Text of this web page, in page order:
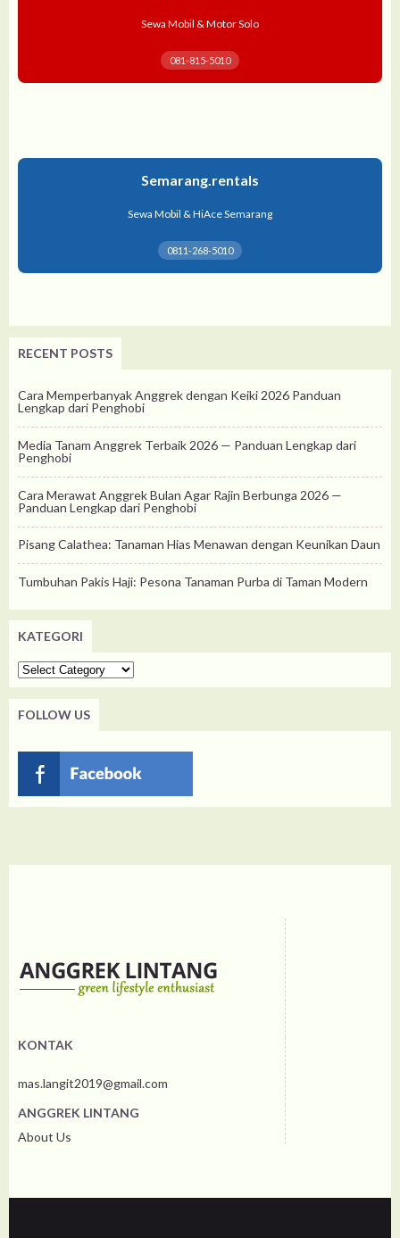
Sewa Mobil & Motor Solo
081-815-5010
Semarang.rentals
Sewa Mobil & HiAce Semarang
0811-268-5010
RECENT POSTS
Cara Memperbanyak Anggrek dengan Keiki 2026 Panduan
Lengkap dari Penghobi
Media Tanam Anggrek Terbaik 2026 — Panduan Lengkap dari
Penghobi
Cara Merawat Anggrek Bulan Agar Rajin Berbunga 2026 —
Panduan Lengkap dari Penghobi
Pisang Calathea: Tanaman Hias Menawan dengan Keunikan Daun
Tumbuhan Pakis Haji: Pesona Tanaman Purba di Taman Modern
KATEGORI
Kategori
FOLLOW US
KONTAK
mas.langit2019@gmail.com
ANGGREK LINTANG
About Us